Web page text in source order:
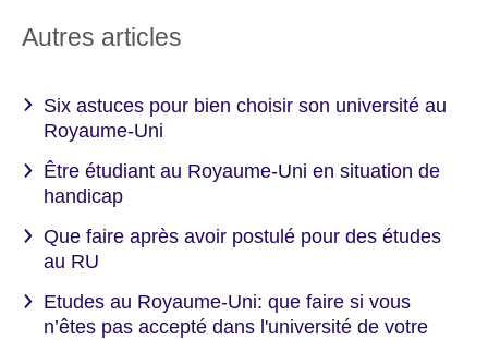
Autres articles
Six astuces pour bien choisir son université au
Royaume-Uni
Être étudiant au Royaume-Uni en situation de
handicap
Que faire après avoir postulé pour des études
au RU
Etudes au Royaume-Uni: que faire si vous
n’êtes pas accepté dans l'université de votre